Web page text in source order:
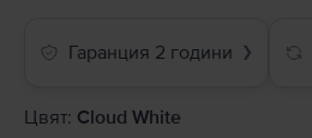
Гаранция 2 години ❯
Цвят: Cloud White